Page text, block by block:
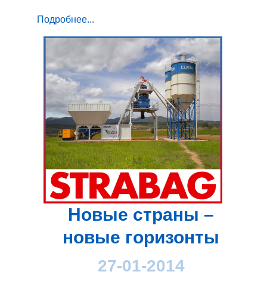
Подробнее...
Новые страны –
новые горизонты
27-01-2014